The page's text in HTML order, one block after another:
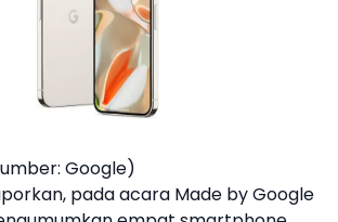
Google)
pada acara Made byGoogle